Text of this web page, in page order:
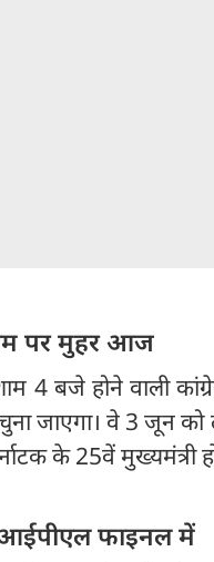
पर मुहर आज
4 बजे होने वाली
चुना जाएगा। वे 3 जून
के 25वें मुख्यमंत्री
फाइनल में